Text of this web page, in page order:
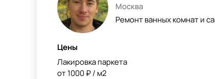
Москва
Ремонт ванных комнат и
Цены
Лакировка паркета
от 1000 ₽ / м2